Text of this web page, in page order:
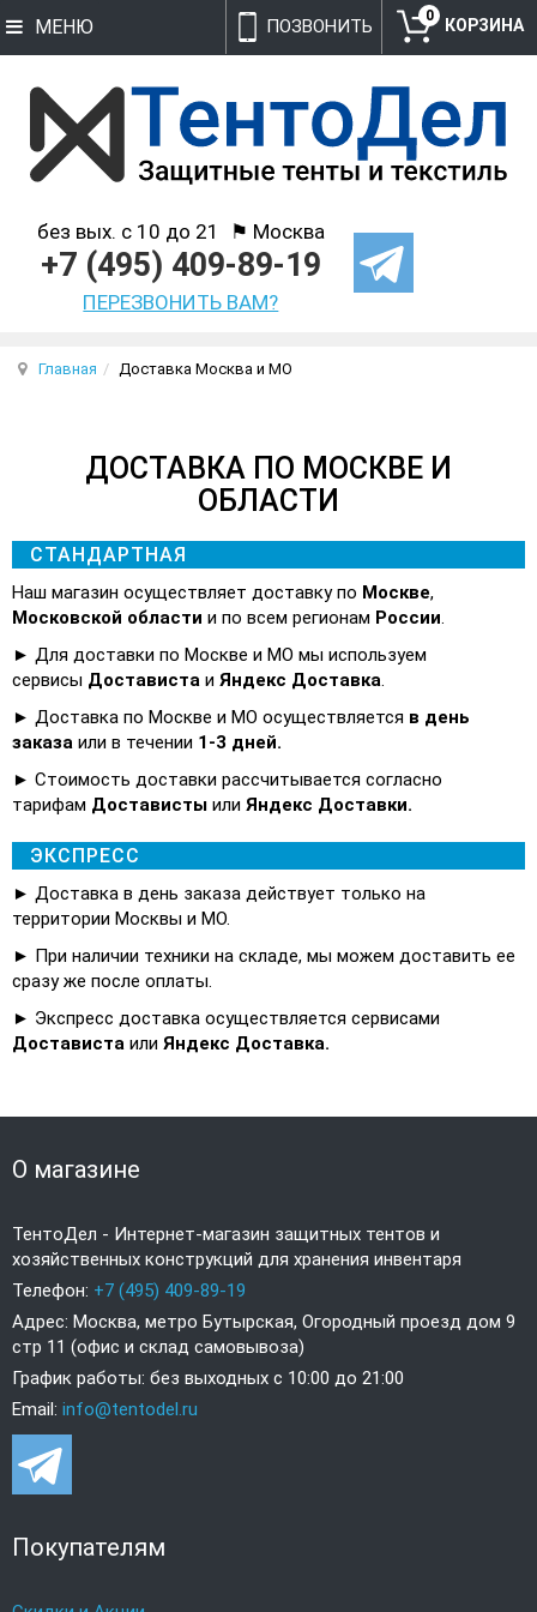
ПОЗВОНИТЬ
без вых. с 10 до 21 ⚑ Москва
+7 (495) 409-89-19
ПЕРЕЗВОНИТЬ ВАМ?
0
МЕНЮ
Главная Доставка Москва и МО
ДОСТАВКА ПО МОСКВЕ И
ОБЛАСТИ
СТАНДАРТНАЯ
Наш магазин осуществляет доставку по Москве,
Московской области и по всем регионам России.
► Для доставки по Москве и МО мы используем
сервисы Достависта и Яндекс Доставка.
► Доставка по Москве и МО осуществляется в день
заказа или в течении 1-3 дней.
► Стоимость доставки рассчитывается согласно
тарифам Достависты или Яндекс Доставки.
ЭКСПРЕСС
► Доставка в день заказа действует только на
территории Москвы и МО.
► При наличии техники на складе, мы можем доставить ее
сразу же после оплаты.
► Экспресс доставка осуществляется сервисами
Достависта или Яндекс Доставка.
О магазине
ТентоДел - Интернет-магазин защитных тентов и
хозяйственных конструкций для хранения инвентаря
Телефон: +7 (495) 409-89-19
Адрес: Москва, метро Бутырская, Огородный проезд дом 9
стр 11 (офис и склад самовывоза)
График работы: без выходных с 10:00 до 21:00
Email: info@tentodel.ru
Покупателям